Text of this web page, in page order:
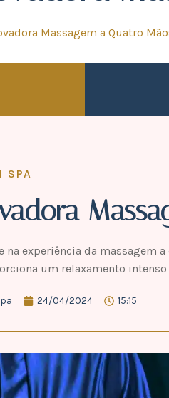
Massagem a Quatro
SPA
na experiência da massagem
um relaxamento
24/04/2024 15:15